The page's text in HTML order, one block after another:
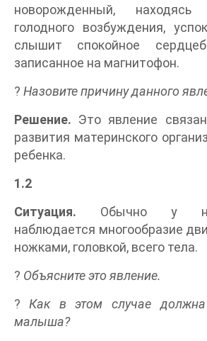
новорожденный,
голодного возбуждения,
слышит спокойное
записанное на магнитофон.
? Назовите причину данного
Решение. Это явление
развития материнского
ребенка.
1.2
Ситуация. Обычно у
наблюдается многообразие
ножками, головкой, всего тела.
? Объясните это явление.
? Как в этом случае
малыша?